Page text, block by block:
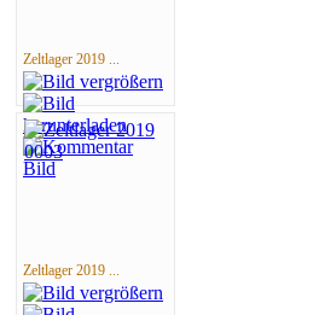
Zeltlager 2019 ...
Zeltlager 2019 ...